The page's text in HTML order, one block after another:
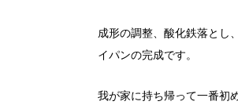
成形の調整、酸化鉄落とし
イパンの完成です。
我が家に持ち帰って一番初